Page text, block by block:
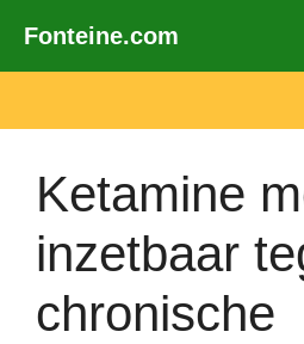
naar
inhoud
Fonteine.com
Ketamine
inzetbaar
chronische